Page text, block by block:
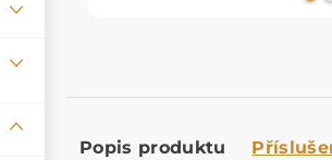
Popis produktu